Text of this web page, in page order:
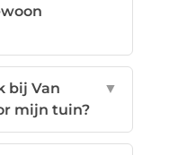
bij Van
mijn tuin?
▼